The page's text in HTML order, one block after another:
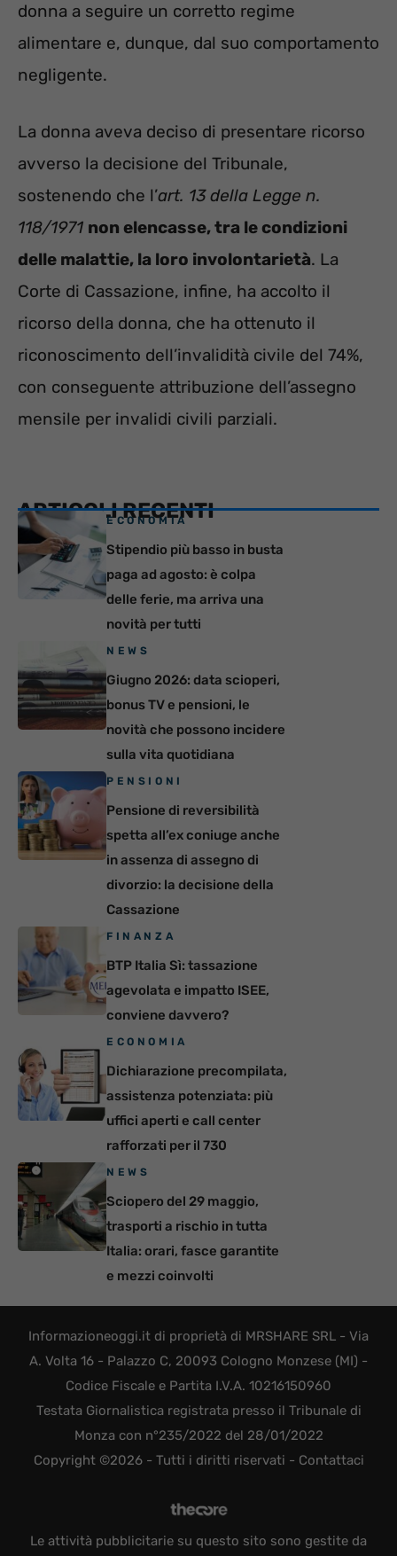
donna a seguire un corretto regime
alimentare e, dunque, dal suo comportamento
negligente.
La donna aveva deciso di presentare ricorso
avverso la decisione del Tribunale,
sostenendo che l’art. 13 della Legge n.
118/1971 non elencasse, tra le condizioni
delle malattie, la loro involontarietà. La
Corte di Cassazione, infine, ha accolto il
ricorso della donna, che ha ottenuto il
riconoscimento dell’invalidità civile del 74%,
con conseguente attribuzione dell’assegno
mensile per invalidi civili parziali.
ARTICOLI RECENTI
ECONOMIA
Stipendio più basso in busta
paga ad agosto: è colpa
delle ferie, ma arriva una
novità per tutti
NEWS
Giugno 2026: data scioperi,
bonus TV e pensioni, le
novità che possono incidere
sulla vita quotidiana
PENSIONI
Pensione di reversibilità
spetta all’ex coniuge anche
in assenza di assegno di
divorzio: la decisione della
Cassazione
FINANZA
BTP Italia Sì: tassazione
agevolata e impatto ISEE,
conviene davvero?
ECONOMIA
Dichiarazione precompilata,
assistenza potenziata: più
uffici aperti e call center
rafforzati per il 730
NEWS
Sciopero del 29 maggio,
trasporti a rischio in tutta
Italia: orari, fasce garantite
e mezzi coinvolti
Informazioneoggi.it di proprietà di MRSHARE SRL - Via
A. Volta 16 - Palazzo C, 20093 Cologno Monzese (MI) -
Codice Fiscale e Partita I.V.A. 10216150960
Testata Giornalistica registrata presso il Tribunale di
Monza con n°235/2022 del 28/01/2022
Copyright ©2026 - Tutti i diritti riservati - Contattaci
Le attività pubblicitarie su questo sito sono gestite da